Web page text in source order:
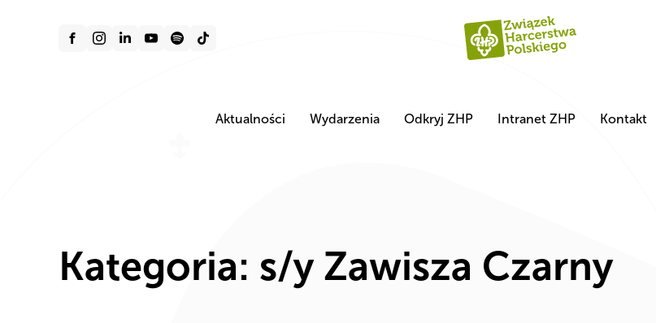
Aktualności Wydarzenia Odkryj ZHP Intranet ZHP Kontakt
Kategoria: s/y Zawisza Czarny